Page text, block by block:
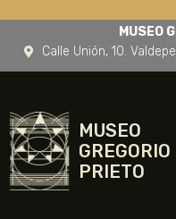
MUSEO
Calle Unión, 10.
MUSEO
GREGORIO
PRIETO